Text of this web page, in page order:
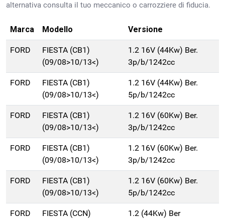
alternativa consulta il tuo meccanico o carrozziere di fiducia.
Marca Modello Versione
FORD
FIESTA (CB1)
(09/08>10/13<)
1.2 16V (44Kw) Ber.
3p/b/1242cc
FORD
FIESTA (CB1)
(09/08>10/13<)
1.2 16V (44Kw) Ber.
5p/b/1242cc
FORD
FIESTA (CB1)
(09/08>10/13<)
1.2 16V (60Kw) Ber.
3p/b/1242cc
FORD
FIESTA (CB1)
(09/08>10/13<)
1.2 16V (60Kw) Ber.
3p/b/1242cc
FORD
FIESTA (CB1)
(09/08>10/13<)
1.2 16V (60Kw) Ber.
5p/b/1242cc
FORD
FIESTA (CCN)
1.2 (44Kw) Ber